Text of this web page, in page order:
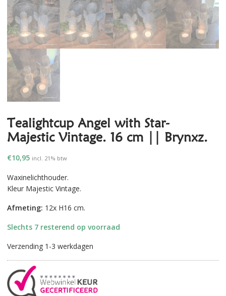
Tealightcup Angel with Star-
Majestic Vintage. 16 cm || Brynxz.
€10,95 incl. 21% btw
Waxinelichthouder.
Kleur Majestic Vintage.
Afmeting: 12x H16 cm.
Slechts 7 resterend op voorraad
Verzending 1-3 werkdagen